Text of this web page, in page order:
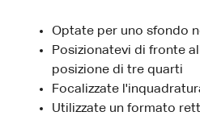
Optate per uno sfondo
Posizionatevi di fronte
posizione di tre quarti
Focalizzate
Utilizzate un formato